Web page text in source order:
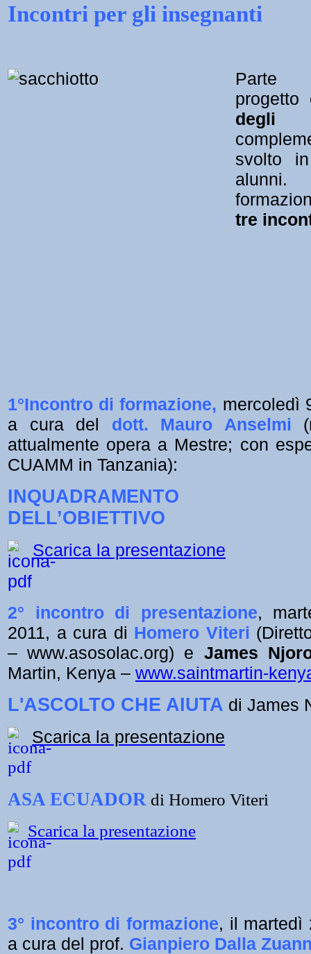
Incontri per gli insegnanti
Parte
degli
svolto
alunni.
tre
1°Incontro di formazione, mercoledì
a cura del dott. Mauro Anselmi
attualmente opera a Mestre; con
CUAMM in Tanzania):
INQUADRAMENTO
DELL’OBIETTIVO
Scarica la presentazione
2° incontro di presentazione,
2011, a cura di Homero Viteri
– www.asosolac.org) e James
Martin, Kenya – www.saintmartin-
L'ASCOLTO CHE AIUTA di James
Scarica la presentazione
ASA ECUADOR di Homero Viteri
Scarica la presentazione
3° incontro di formazione, il martedì
a cura del prof. Gianpiero Dalla